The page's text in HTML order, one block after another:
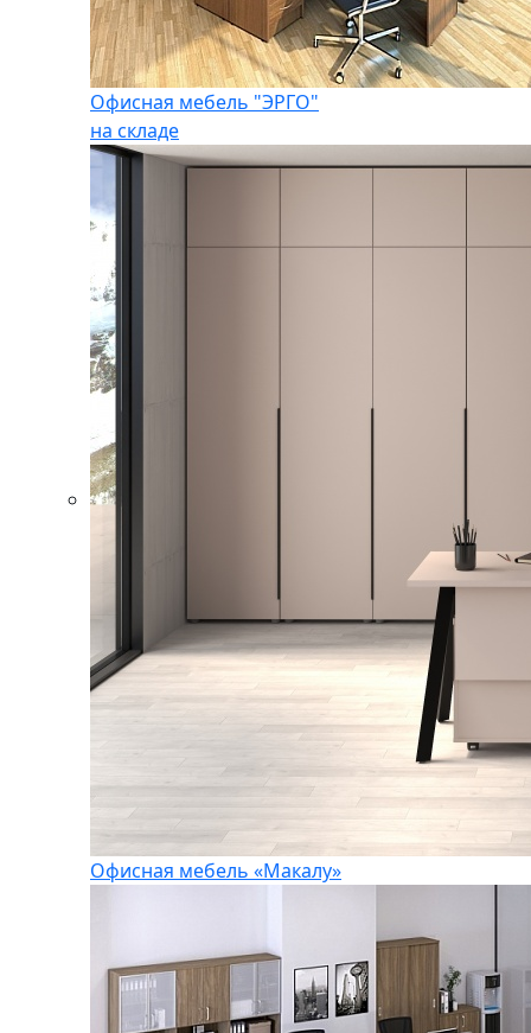
Офисная мебель "ЭРГО"
на складе
Офисная мебель «Макалу»